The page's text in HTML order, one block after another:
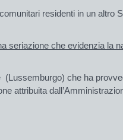
residenti in un altro
seriazione che evidenzia la
(Lussemburgo) che ha
attribuita